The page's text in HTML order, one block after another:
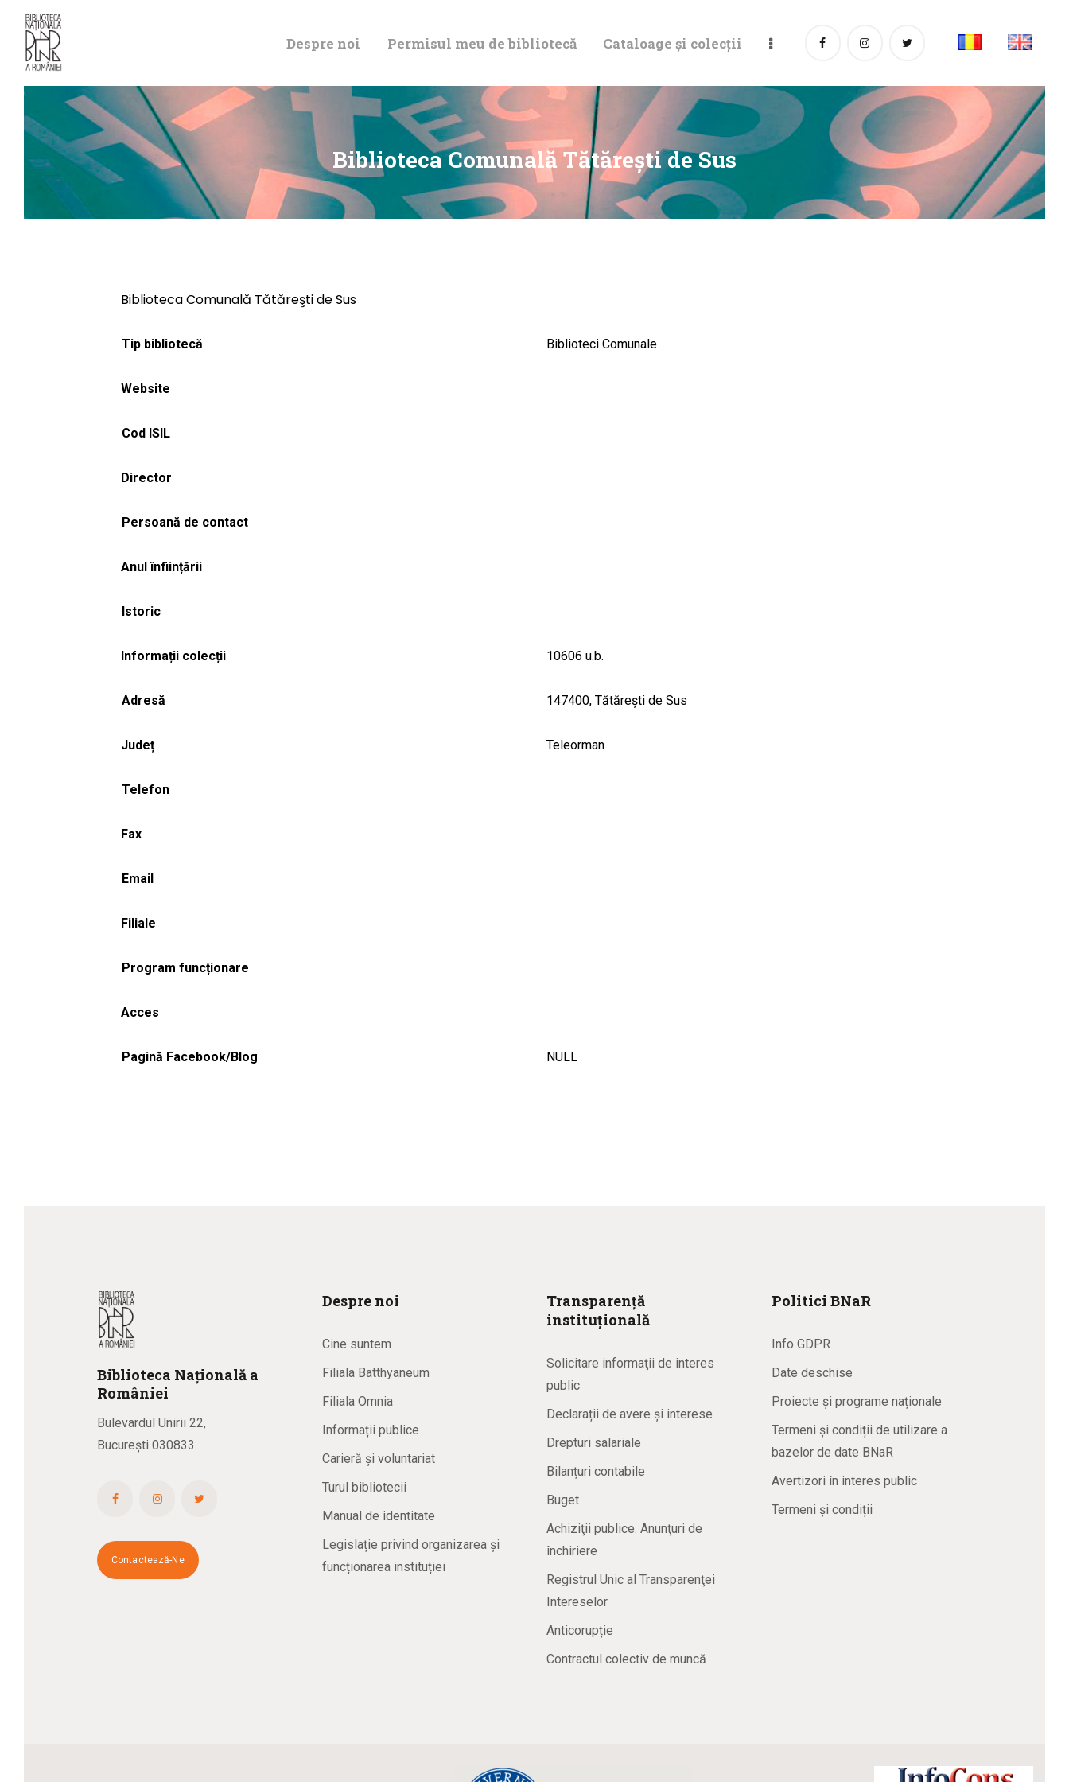
Despre noi Permisul meu de bibliotecă Cataloage și colecții
Biblioteca Comunală Tătăreşti de Sus
DE BIBLIOTECĂ
CATALOAGE ȘI
COLECȚII
Biblioteca Comunală Tătăreşti de Sus
Tip bibliotecă Biblioteci Comunale
Website
Cod ISIL
Director
Persoană de contact
Anul înființării
Istoric
Informații colecții 10606 u.b.
Adresă 147400, Tătăreşti de Sus
Județ Teleorman
Telefon
Fax
Email
Filiale
Program funcționare
Acces
Pagină Facebook/Blog NULL
Biblioteca Națională a
României
Bulevardul Unirii 22,
București 030833
Contactează-Ne
Despre noi
Cine suntem
Filiala Batthyaneum
Filiala Omnia
Informații publice
Carieră și voluntariat
Turul bibliotecii
Manual de identitate
Legislație privind organizarea și
funcționarea instituției
Transparență
instituțională
Solicitare informaţii de interes
public
Declarații de avere și interese
Drepturi salariale
Bilanțuri contabile
Buget
Achiziţii publice. Anunţuri de
închiriere
Registrul Unic al Transparenţei
Intereselor
Anticorupție
Contractul colectiv de muncă
Politici BNaR
Info GDPR
Date deschise
Proiecte și programe naționale
Termeni și condiții de utilizare a
bazelor de date BNaR
Avertizori în interes public
Termeni și condiții